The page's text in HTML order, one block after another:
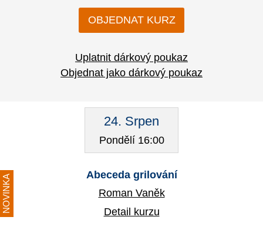
OBJEDNAT KURZ
Uplatnit dárkový poukaz
Objednat jako dárkový poukaz
24. Srpen
Pondělí 16:00
NOVINKA
Abeceda grilování
Roman Vaněk
Detail kurzu